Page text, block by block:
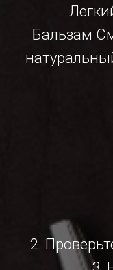
Бальзам
2.